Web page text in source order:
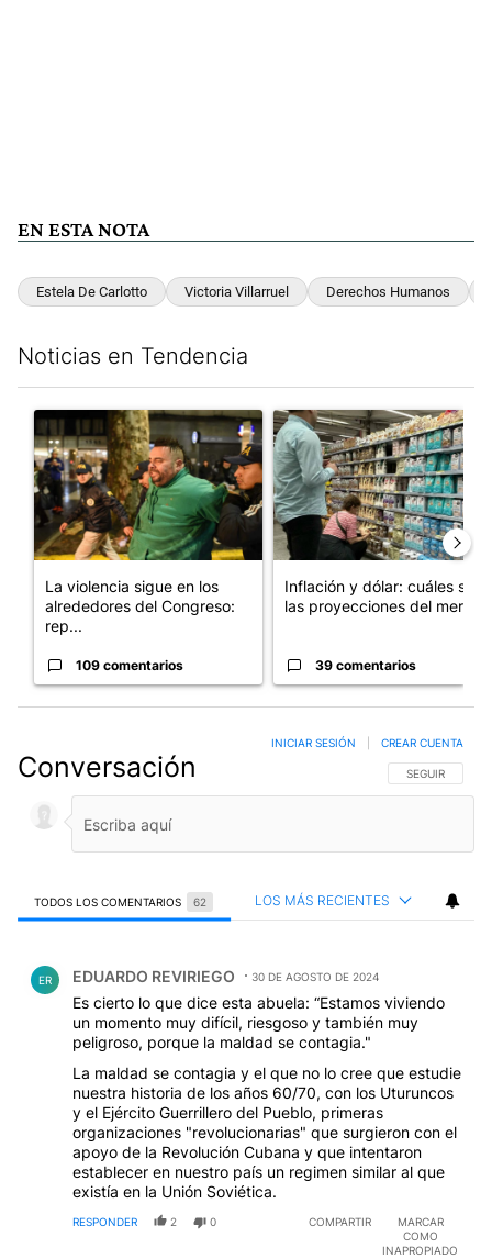
EN ESTA NOTA
Estela De Carlotto Victoria Villarruel Derechos Humanos
Noticias en Tendencia
Un artículo de tendencia con el título "La violencia sigue en
La violencia sigue en los
alrededores del Congreso:
rep...
109 comentarios
Un artículo de tendencia con
Inflación y dólar: cuáles son
las proyecciones del merc...
39 comentarios
Conversación SIGA ESTA
SEGUIR
INICIAR SESIÓN CREAR CUENTA
TODOS LOS COMENTARIOS 62 LOS MÁS RECIENTES
ER EDUARDO REVIRIEGO 30 DE AGOSTO DE 2024
Es cierto lo que dice esta abuela: “Estamos viviendo
un momento muy difícil, riesgoso y también muy
peligroso, porque la maldad se contagia."
La maldad se contagia y el que no lo cree que estudie
nuestra historia de los años 60/70, con los Uturuncos
y el Ejército Guerrillero del Pueblo, primeras
organizaciones "revolucionarias" que surgieron con el
apoyo de la Revolución Cubana y que intentaron
establecer en nuestro país un regimen similar al que
existía en la Unión Soviética.
RESPONDER 2 0 COMPARTIR
MARCAR
COMO
INAPROPIADO